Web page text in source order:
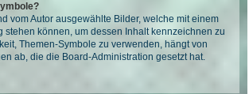
vom Autor ausgewählte Bilder, welche mit einem
stehen können, um dessen Inhalt kennzeichnen zu
Themen-Symbole zu verwenden, hängt von
ab, die die Board-Administration gesetzt hat.